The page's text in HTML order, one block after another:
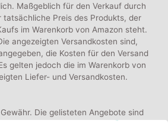
Maßgeblich für den Verkauf durch
tatsächliche Preis des Produkts, der
im Warenkorb von Amazon steht.
angezeigten Versandkosten sind,
die Kosten für den Versand
gelten jedoch die im Warenkorb von
Liefer- und Versandkosten.
Die gelisteten Angebote sind
Werbeaussagen der Anbieter!